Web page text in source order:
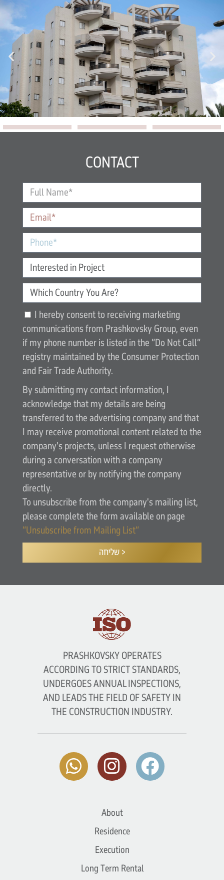
CONTACT
I hereby consent to receiving marketing
communications from Prashkovsky Group, even
if my phone number is listed in the “Do Not Call”
registry maintained by the Consumer Protection
and Fair Trade Authority.
By submitting my contact information, I
acknowledge that my details are being
transferred to the advertising company and that
I may receive promotional content related to the
company's projects, unless I request otherwise
during a conversation with a company
representative or by notifying the company
directly.
To unsubscribe from the company's mailing list,
please complete the form available on page
“Unsubscribe from Mailing List”
שליחה >
PRASHKOVSKY OPERATES
ACCORDING TO STRICT STANDARDS,
UNDERGOES ANNUAL INSPECTIONS,
AND LEADS THE FIELD OF SAFETY IN
THE CONSTRUCTION INDUSTRY.
About
Residence
Execution
Long Term Rental